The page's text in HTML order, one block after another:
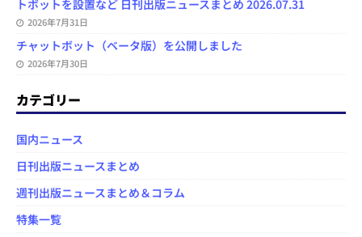
トボットを設置など 日刊出版ニュースまとめ 2026.07.31
2026年7月31日
チャットボット（ベータ版）を公開しました
2026年7月30日
カテゴリー
国内ニュース
日刊出版ニュースまとめ
週刊出版ニュースまとめ＆コラム
特集一覧